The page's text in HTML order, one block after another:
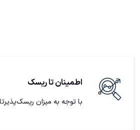
اطمینان تا ریسک
با توجه به میزان